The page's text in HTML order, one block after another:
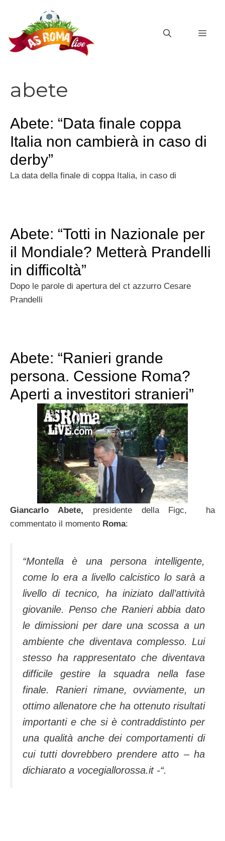
contenuto
abete
Abete: “Data finale coppa
Italia non cambierà in caso di
derby”
La data della finale di coppa Italia, in caso di
Abete: “Totti in Nazionale per
il Mondiale? Metterà Prandelli
in difficoltà”
Dopo le parole di apertura del ct azzurro Cesare
Prandelli
Abete: “Ranieri grande
persona. Cessione Roma?
Aperti a investitori stranieri”
Giancarlo Abete, presidente della Figc, ha
commentato il momento Roma:
“Montella è una persona intelligente,
come lo era a livello calcistico lo sarà a
livello di tecnico, ha iniziato dall’attività
giovanile. Penso che Ranieri abbia dato
le dimissioni per dare una scossa a un
ambiente che diventava complesso. Lui
stesso ha rappresentato che diventava
difficile gestire la squadra nella fase
finale. Ranieri rimane, ovviamente, un
ottimo allenatore che ha ottenuto risultati
importanti e che si è contraddistinto per
una qualità anche dei comportamenti di
cui tutti dovrebbero prendere atto – ha
dichiarato a vocegiallorossa.it -“.